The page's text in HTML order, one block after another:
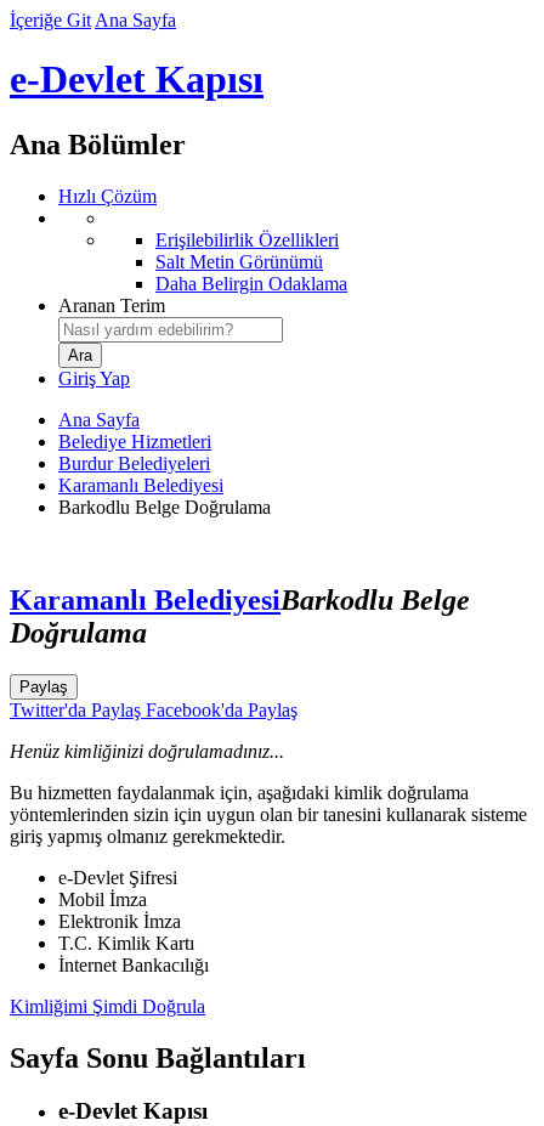
İçeriğe Git Ana Sayfa
e-Devlet Kapısı
Ana Bölümler
Hızlı Çözüm
Erişilebilirlik Özellikleri
Salt Metin Görünümü
Daha Belirgin Odaklama
Aranan Terim
Giriş Yap
Ana Sayfa
Belediye Hizmetleri
Burdur Belediyeleri
Karamanlı Belediyesi
Barkodlu Belge Doğrulama
Karamanlı BelediyesiBarkodlu Belge
Doğrulama
Paylaş
Twitter'da Paylaş Facebook'da Paylaş
Henüz kimliğinizi doğrulamadınız...
Bu hizmetten faydalanmak için, aşağıdaki kimlik doğrulama
yöntemlerinden sizin için uygun olan bir tanesini kullanarak sisteme
giriş yapmış olmanız gerekmektedir.
e-Devlet Şifresi
Mobil İmza
Elektronik İmza
T.C. Kimlik Kartı
İnternet Bankacılığı
Kimliğimi Şimdi Doğrula
Sayfa Sonu Bağlantıları
e-Devlet Kapısı